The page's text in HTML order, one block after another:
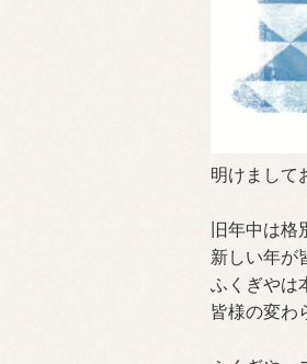
明けまして
旧年中は
新しい年が
ふくぎやは
皆様の変わ